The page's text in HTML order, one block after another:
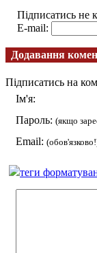
Підписатись не
E-mail:
Додавання
Підписатись на
Ім'я:
Пароль: (якщо
Email:
теги